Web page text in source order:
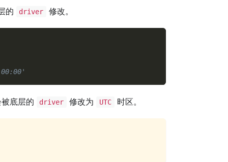
的 driver 修改。
底层的 driver 修改为 UTC 时区。